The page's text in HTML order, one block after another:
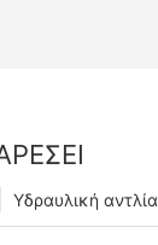
Υδραυλική αντλία